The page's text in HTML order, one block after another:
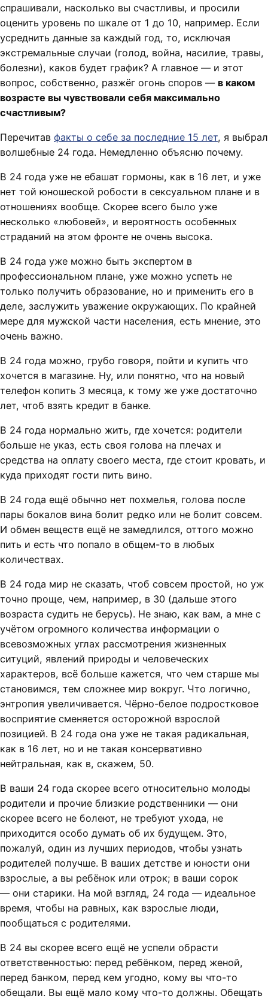
спрашивали, насколько вы счастливы, и просили
оценить уровень по шкале от 1 до 10, например. Если
усреднить данные за каждый год, то, исключая
экстремальные случаи (голод, война, насилие, травы,
болезни), каков будет график? А главное — и этот
вопрос, собственно, разжёг огонь споров — в каком
возрасте вы чувствовали себя максимально
счастливым?
Перечитав факты о себе за последние 15 лет, я выбрал
волшебные 24 года. Немедленно объясню почему.
В 24 года уже не ебашат гормоны, как в 16 лет, и уже
нет той юношеской робости в сексуальном плане и в
отношениях вообще. Скорее всего было уже
несколько «любовей», и вероятность особенных
страданий на этом фронте не очень высока.
В 24 года уже можно быть экспертом в
профессиональном плане, уже можно успеть не
только получить образование, но и применить его в
деле, заслужить уважение окружающих. По крайней
мере для мужской части населения, есть мнение, это
очень важно.
В 24 года можно, грубо говоря, пойти и купить что
хочется в магазине. Ну, или понятно, что на новый
телефон копить 3 месяца, к тому же уже достаточно
лет, чтоб взять кредит в банке.
В 24 года нормально жить, где хочется: родители
больше не указ, есть своя голова на плечах и
средства на оплату своего места, где стоит кровать, и
куда приходят гости пить вино.
В 24 года ещё обычно нет похмелья, голова после
пары бокалов вина болит редко или не болит совсем.
И обмен веществ ещё не замедлился, оттого можно
пить и есть что попало в общем-то в любых
количествах.
В 24 года мир не сказать, чтоб совсем простой, но уж
точно проще, чем, например, в 30 (дальше этого
возраста судить не берусь). Не знаю, как вам, а мне с
учётом огромного количества информации о
всевозможных углах рассмотрения жизненных
ситуций, явлений природы и человеческих
характеров, всё больше кажется, что чем старше мы
становимся, тем сложнее мир вокруг. Что логично,
энтропия увеличивается. Чёрно-белое подростковое
восприятие сменяется осторожной взрослой
позицией. В 24 года она уже не такая радикальная,
как в 16 лет, но и не такая консервативно
нейтральная, как в, скажем, 50.
В ваши 24 года скорее всего относительно молоды
родители и прочие близкие родственники — они
скорее всего не болеют, не требуют ухода, не
приходится особо думать об их будущем. Это,
пожалуй, один из лучших периодов, чтобы узнать
родителей получше. В ваших детстве и юности они
взрослые, а вы ребёнок или отрок; в ваши сорок
— они старики. На мой взгляд, 24 года — идеальное
время, чтобы на равных, как взрослые люди,
пообщаться с родителями.
В 24 вы скорее всего ещё не успели обрасти
ответственностью: перед ребёнком, перед женой,
перед банком, перед кем угодно, кому вы что-то
обещали. Вы ещё мало кому что-то должны. Обещать